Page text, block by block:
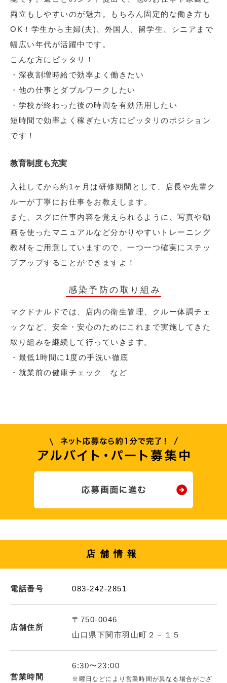
両立もしやすいのが魅力。もちろん固定的な働き方も
OK！学生から主婦(夫)、外国人、留学生、シニアまで
幅広い年代が活躍中です。
こんな方にピッタリ！
・深夜割増時給で効率よく働きたい
・他の仕事とダブルワークしたい
・学校が終わった後の時間を有効活用したい
短時間で効率よく稼ぎたい方にピッタリのポジション
です！
教育制度も充実
入社してから約1ヶ月は研修期間として、店長や先輩ク
ルーが丁寧にお仕事をお教えします。
また、スグに仕事内容を覚えられるように、写真や動
画を使ったマニュアルなど分かりやすいトレーニング
教材をご用意していますので、一つ一つ確実にステッ
プアップすることができますよ！
感染予防の取り組み
マクドナルドでは、店内の衛生管理、クルー体調チェ
ックなど、安全・安心のためにこれまで実施してきた
取り組みを継続して行っていきます。
・最低1時間に1度の手洗い徹底
・就業前の健康チェック など
店舗情報
電話番号 083-242-2851
店舗住所
〒750-0046
山口県下関市羽山町２－１５
営業時間
6:30〜23:00
※曜日などにより営業時間が異なる場合がござ